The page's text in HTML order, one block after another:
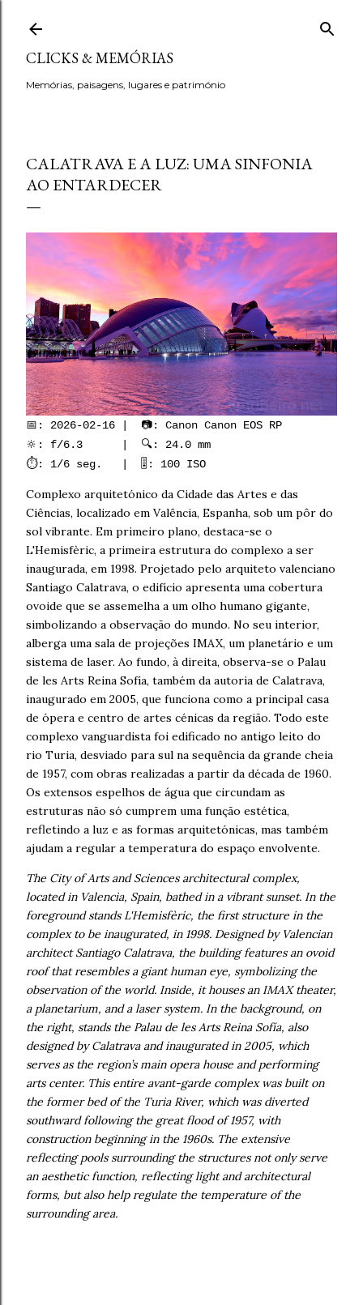
CLICKS & MEMÓRIAS
Memórias, paisagens, lugares e património
CALATRAVA E A LUZ: UMA SINFONIA
AO ENTARDECER
📅: 2026-02-16 | 📷: Canon Canon EOS RP
🔆: f/6.3 | 🔍: 24.0 mm
⏱️: 1/6 seg. | 🎚️: 100 ISO
Complexo arquitetónico da Cidade das Artes e das
Ciências, localizado em Valência, Espanha, sob um pôr do
sol vibrante. Em primeiro plano, destaca-se o
L'Hemisfèric, a primeira estrutura do complexo a ser
inaugurada, em 1998. Projetado pelo arquiteto valenciano
Santiago Calatrava, o edifício apresenta uma cobertura
ovoide que se assemelha a um olho humano gigante,
simbolizando a observação do mundo. No seu interior,
alberga uma sala de projeções IMAX, um planetário e um
sistema de laser. Ao fundo, à direita, observa-se o Palau
de les Arts Reina Sofía, também da autoria de Calatrava,
inaugurado em 2005, que funciona como a principal casa
de ópera e centro de artes cénicas da região. Todo este
complexo vanguardista foi edificado no antigo leito do
rio Turia, desviado para sul na sequência da grande cheia
de 1957, com obras realizadas a partir da década de 1960.
Os extensos espelhos de água que circundam as
estruturas não só cumprem uma função estética,
refletindo a luz e as formas arquitetónicas, mas também
ajudam a regular a temperatura do espaço envolvente.
The City of Arts and Sciences architectural complex,
located in Valencia, Spain, bathed in a vibrant sunset. In the
foreground stands L'Hemisfèric, the first structure in the
complex to be inaugurated, in 1998. Designed by Valencian
architect Santiago Calatrava, the building features an ovoid
roof that resembles a giant human eye, symbolizing the
observation of the world. Inside, it houses an IMAX theater,
a planetarium, and a laser system. In the background, on
the right, stands the Palau de les Arts Reina Sofía, also
designed by Calatrava and inaugurated in 2005, which
serves as the region’s main opera house and performing
arts center. This entire avant-garde complex was built on
the former bed of the Turia River, which was diverted
southward following the great flood of 1957, with
construction beginning in the 1960s. The extensive
reflecting pools surrounding the structures not only serve
an aesthetic function, reflecting light and architectural
forms, but also help regulate the temperature of the
surrounding area.